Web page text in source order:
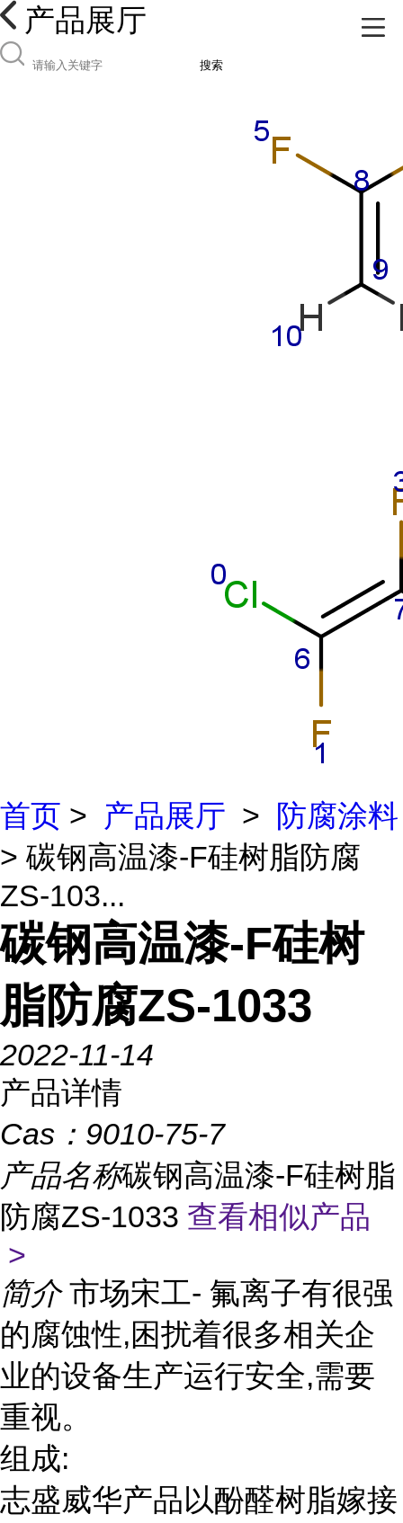
产品展厅
搜索
首页 > 产品展厅 >
防腐涂料
> 碳钢高温漆-F硅树脂防腐
ZS-103...
碳钢高温漆-F硅树
脂防腐ZS-1033
2022-11-14
产品详情
Cas： 9010-75-7
产品名称碳钢高温漆-F硅树脂
防腐ZS-1033 查看相似产品
>
简介 市场宋工- 氟离子有很强
的腐蚀性,困扰着很多相关企
业的设备生产运行安全,需要
重视。
组成:
志盛威华产品以酚醛树脂嫁接